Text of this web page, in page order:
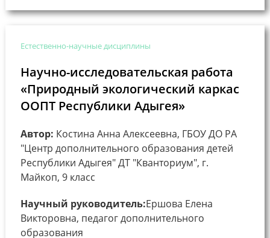
Естественно-научные дисциплины
Научно-исследовательская работа
«Природный экологический каркас
ООПТ Республики Адыгея»
Автор: Костина Анна Алексеевна, ГБОУ ДО РА
"Центр дополнительного образования детей
Республики Адыгея" ДТ "Кванториум", г.
Майкоп, 9 класс
Научный руководитель:Ершова Елена
Викторовна, педагог дополнительного
образования